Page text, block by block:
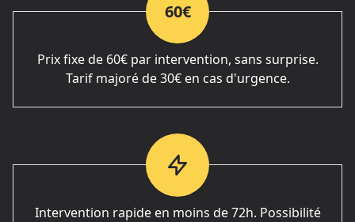
60€
Prix fixe de 60€ par intervention, sans surprise.
Tarif majoré de 30€ en cas d'urgence.
Intervention rapide en moins de 72h. Possibilité